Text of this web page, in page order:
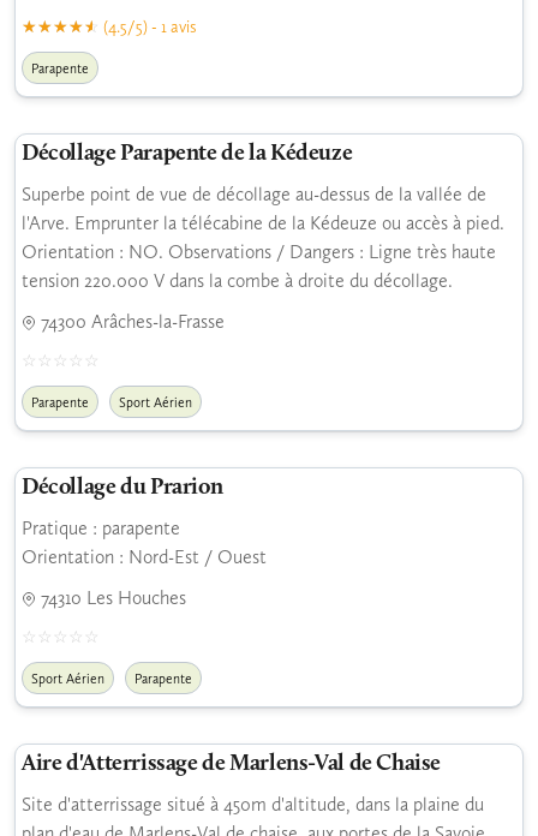
(4.5/5) - 1 avis
Parapente
Décollage Parapente de la Kédeuze
Superbe point de vue de décollage au-dessus de la vallée de
l'Arve. Emprunter la télécabine de la Kédeuze ou accès à pied.
Orientation : NO. Observations / Dangers : Ligne très haute
tension 220.000 V dans la combe à droite du décollage.
74300 Arâches-la-Frasse
Parapente Sport Aérien
Décollage du Prarion
Pratique : parapente
Orientation : Nord-Est / Ouest
74310 Les Houches
Sport Aérien Parapente
Aire d'Atterrissage de Marlens-Val de Chaise
Site d'atterrissage situé à 450m d'altitude, dans la plaine du